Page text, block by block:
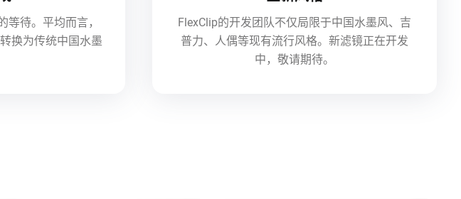
等待。平均而言，
换为传统中国水墨
FlexClip的开发团队不仅局限于中国水墨风、吉
普力、人偶等现有流行风格。新滤镜正在开发
中，敬请期待。